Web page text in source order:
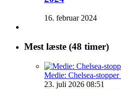
16. februar 2024
Mest læste (48 timer)
Medie: Chelsea-
23. juli 2026 08:51